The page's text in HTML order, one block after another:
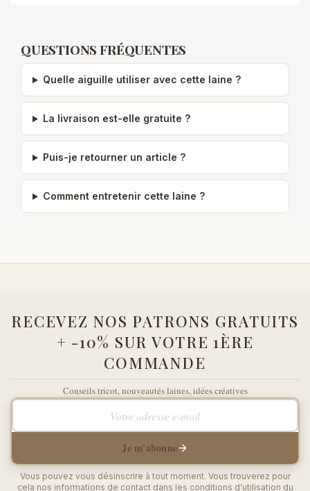
QUESTIONS FRÉQUENTES
Quelle aiguille utiliser avec cette laine ?
La livraison est-elle gratuite ?
Puis-je retourner un article ?
Comment entretenir cette laine ?
RECEVEZ NOS PATRONS GRATUITS
+ -10% SUR VOTRE 1ÈRE
COMMANDE
Conseils tricot, nouveautés laines, idées créatives
Votre adresse e-mail
Je m'abonne
Vous pouvez vous désinscrire à tout moment. Vous trouverez pour
cela nos informations de contact dans les conditions d'utilisation du